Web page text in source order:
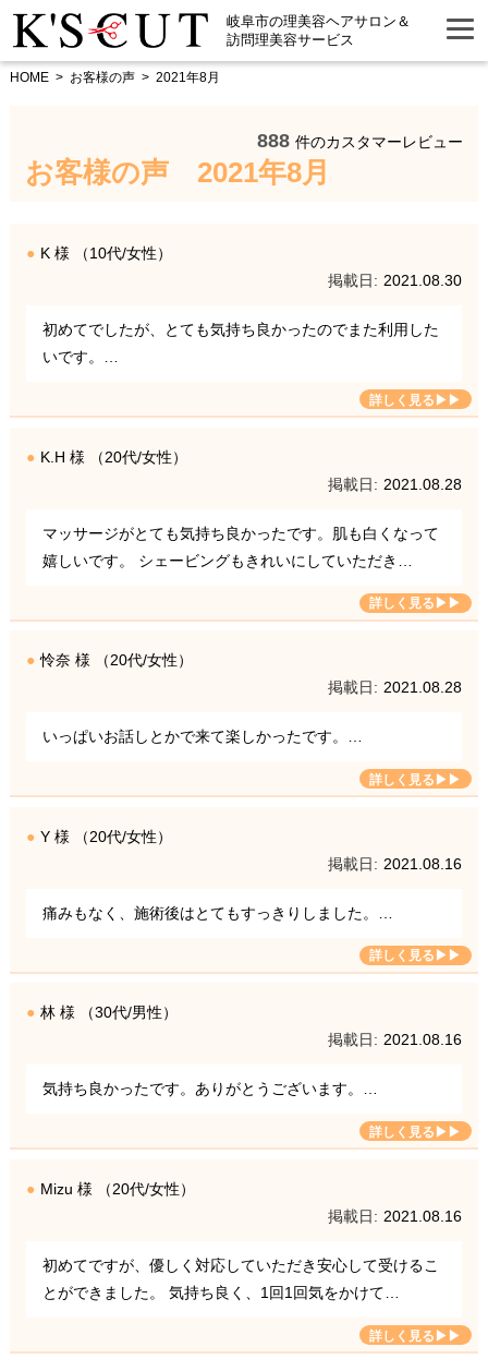
岐阜市の理美容ヘアサロン＆
訪問理美容サービス
HOME お客様の声 2021年8月
888 件のカスタマーレビュー
お客様の声 2021年8月
K 様 （10代/女性）
2021.08.30
初めてでしたが、とても気持ち良かったのでまた利用した
いです。…
K.H 様 （20代/女性）
2021.08.28
マッサージがとても気持ち良かったです。肌も白くなって
嬉しいです。 シェービングもきれいにしていただき…
怜奈 様 （20代/女性）
2021.08.28
いっぱいお話しとかで来て楽しかったです。…
Y 様 （20代/女性）
2021.08.16
痛みもなく、施術後はとてもすっきりしました。…
林 様 （30代/男性）
2021.08.16
気持ち良かったです。ありがとうございます。…
Mizu 様 （20代/女性）
2021.08.16
初めてですが、優しく対応していただき安心して受けるこ
とができました。 気持ち良く、1回1回気をかけて…